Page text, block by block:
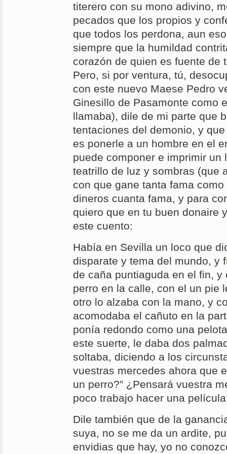
titerero con su mono adivino,
pecados que los propios y
que todos los perdona, aun
siempre que la humildad
corazón de quien es fuente de
Pero, si por ventura, tú,
con este nuevo Maese Pedro
Ginesillo de Pasamonte como
llamaba), dile de mi parte que
tentaciones del demonio, y
es ponerle a un hombre en el
puede componer e imprimir un
teatrillo de luz y sombras (que
con que gane tanta fama
dineros cuanta fama, y para
quiero que en tu buen donaire
este cuento:
Había en Sevilla un loco que
disparate y tema del mundo, y
de caña puntiaguda en el fin, y
perro en la calle, con el un pie
otro lo alzaba con la mano, y
acomodaba el cañuto en la
ponía redondo como una
este suerte, le daba dos
soltaba, diciendo a los
vuestras mercedes ahora que
un perro?” ¿Pensará vuestra
poco trabajo hacer una
Dile también que de la
suya, no se me da un ardite,
envidias que hay, yo no